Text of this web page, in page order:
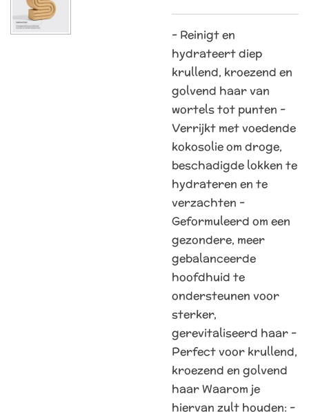
- Reinigt en
hydrateert diep
krullend, kroezend en
golvend haar van
wortels tot punten -
Verrijkt met voedende
kokosolie om droge,
beschadigde lokken te
hydrateren en te
verzachten -
Geformuleerd om een
gezondere, meer
gebalanceerde
hoofdhuid te
ondersteunen voor
sterker,
gerevitaliseerd haar -
Perfect voor krullend,
kroezend en golvend
haar Waarom je
hiervan zult houden: -